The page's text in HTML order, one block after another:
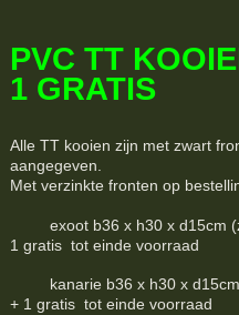
PVC TT
1 GRATIS
Alle TT kooien zijn met zwart
aangegeven.
Met verzinkte fronten op
exoot b36 x h30 x d15cm
1 gratis tot einde voorraad
kanarie b36 x h30 x d15cm
+ 1 gratis tot einde voorraad